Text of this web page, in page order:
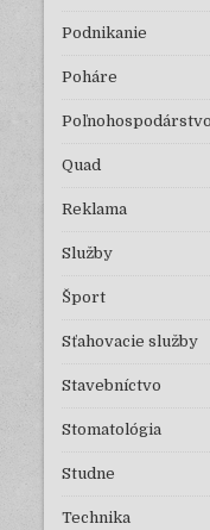
Podnikanie
Poháre
Poľnohospodárstvo
Quad
Reklama
Služby
Šport
Sťahovacie služby
Stavebníctvo
Stomatológia
Studne
Technika